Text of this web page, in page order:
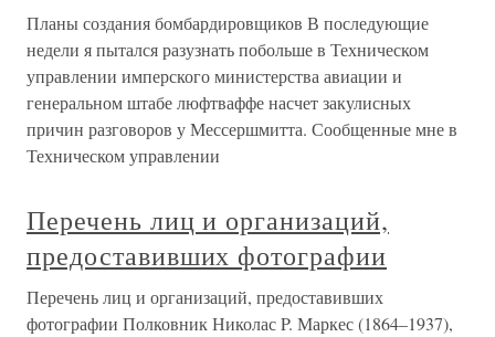
Планы создания бомбардировщиков В последующие
недели я пытался разузнать побольше в Техническом
управлении имперского министерства авиации и
генеральном штабе люфтваффе насчет закулисных
причин разговоров у Мессершмитта. Сообщенные мне в
Техническом управлении
Перечень лиц и организаций,
предоставивших фотографии
Перечень лиц и организаций, предоставивших
фотографии Полковник Николас P. Маркес (1864–1937),